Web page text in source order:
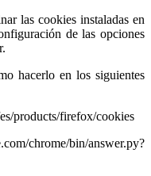
las cookies instaladas en
de las opciones
hacerlo en los siguientes
products/firefox/cookies
chrome/bin/answer.py?